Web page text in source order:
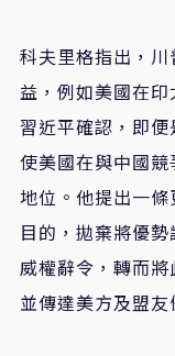
科夫里格指出，
益，例如美國在
習近平確認，即
使美國在與中國
地位。他提出一
目的，拋棄將優
威權辭令，轉而將
並傳達美方及盟